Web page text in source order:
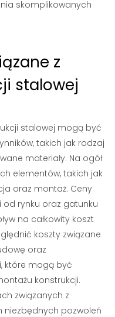
skomplikowanych
z
stalowej
stalowej mogą być
takich jak rodzaj
materiały. Na ogół
elementów, takich jak
oraz montaż. Ceny
od rynku oraz gatunku
na całkowity koszt
koszty związane
oraz
które mogą być
konstrukcji.
związanych z
niezbędnych pozwoleń